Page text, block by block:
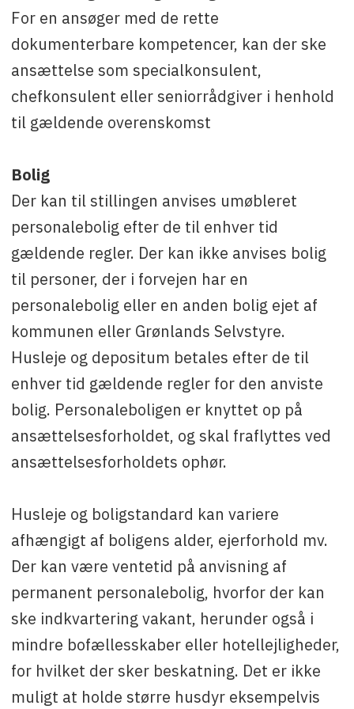
For en ansøger med de rette
dokumenterbare kompetencer, kan der ske
ansættelse som specialkonsulent,
chefkonsulent eller seniorrådgiver i henhold
til gældende overenskomst
Bolig
Der kan til stillingen anvises umøbleret
personalebolig efter de til enhver tid
gældende regler. Der kan ikke anvises bolig
til personer, der i forvejen har en
personalebolig eller en anden bolig ejet af
kommunen eller Grønlands Selvstyre.
Husleje og depositum betales efter de til
enhver tid gældende regler for den anviste
bolig. Personaleboligen er knyttet op på
ansættelsesforholdet, og skal fraflyttes ved
ansættelsesforholdets ophør.
Husleje og boligstandard kan variere
afhængigt af boligens alder, ejerforhold mv.
Der kan være ventetid på anvisning af
permanent personalebolig, hvorfor der kan
ske indkvartering vakant, herunder også i
mindre bofællesskaber eller hotellejligheder,
for hvilket der sker beskatning. Det er ikke
muligt at holde større husdyr eksempelvis